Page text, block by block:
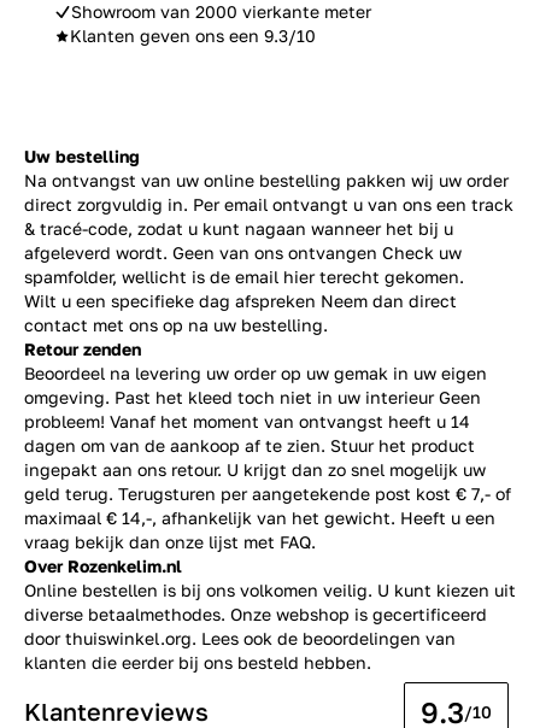
Showroom van 2000 vierkante meter
Klanten geven ons een 9.3/10
Uw bestelling
Na ontvangst van uw online bestelling pakken wij uw order
direct zorgvuldig in. Per email ontvangt u van ons een track
& tracé-code, zodat u kunt nagaan wanneer het bij u
afgeleverd wordt. Geen van ons ontvangen Check uw
spamfolder, wellicht is de email hier terecht gekomen.
Wilt u een specifieke dag afspreken Neem dan direct
contact met ons op na uw bestelling.
Retour zenden
Beoordeel na levering uw order op uw gemak in uw eigen
omgeving. Past het kleed toch niet in uw interieur Geen
probleem! Vanaf het moment van ontvangst heeft u 14
dagen om van de aankoop af te zien. Stuur het product
ingepakt aan ons retour. U krijgt dan zo snel mogelijk uw
geld terug. Terugsturen per aangetekende post kost € 7,- of
maximaal € 14,-, afhankelijk van het gewicht. Heeft u een
vraag bekijk dan onze lijst met FAQ.
Over Rozenkelim.nl
Online bestellen is bij ons volkomen veilig. U kunt kiezen uit
diverse betaalmethodes. Onze webshop is gecertificeerd
door thuiswinkel.org. Lees ook de beoordelingen van
klanten die eerder bij ons besteld hebben.
Klantenreviews 9.3/10